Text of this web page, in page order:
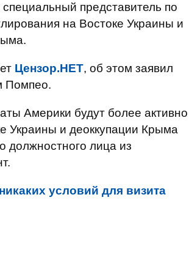
специальный представитель по
на Востоке Украины и
Цензор.НЕТ, об этом заявил
Помпео.
Америки будут более активно
Украины и деоккупации Крыма
должностного лица из
условий для визита